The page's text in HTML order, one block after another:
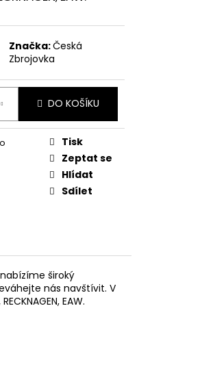
Značka:Česká
Zbrojovka
DO KOŠÍKU
Tisk
Zeptat se
Hlídat
Sdílet
široký
nás navštívit. V
EAW.